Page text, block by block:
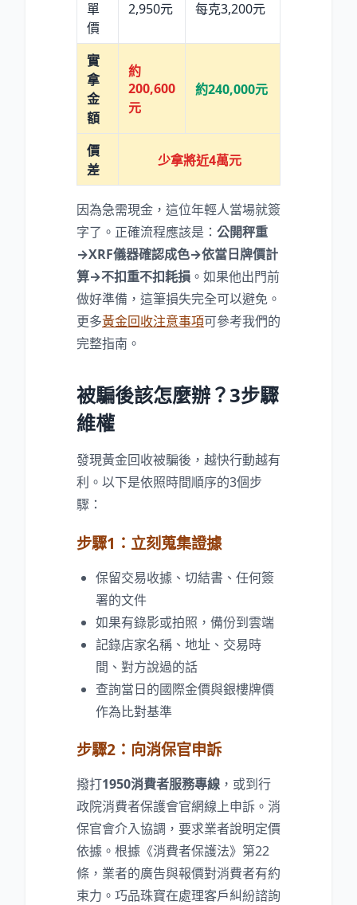
單
價
2,950元 每克3,200元
實
拿
金
額
約
200,600
元
約240,000元
價
差
少拿將近4萬元
因為急需現金，這位年輕人當場就簽
字了。正確流程應該是： 公開秤重
→XRF儀器確認成色→依當日牌價計
算→不扣重不扣耗損 。如果他出門前
做好準備，這筆損失完全可以避免。
更多黃金回收注意事項可參考我們的
完整指南。
被騙後該怎麼辦？3步驟
維權
發現黃金回收被騙後，越快行動越有
利。以下是依照時間順序的3個步
驟：
步驟1：立刻蒐集證據
保留交易收據、切結書、任何簽
署的文件
如果有錄影或拍照，備份到雲端
記錄店家名稱、地址、交易時
間、對方說過的話
查詢當日的國際金價與銀樓牌價
作為比對基準
步驟2：向消保官申訴
撥打1950消費者服務專線 ，或到行
政院消費者保護會官網線上申訴。消
保官會介入協調，要求業者說明定價
依據。根據《消費者保護法》第22
條，業者的廣告與報價對消費者有約
束力。巧品珠寶在處理客戶糾紛諮詢